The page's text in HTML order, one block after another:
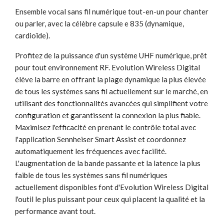
Ensemble vocal sans fil numérique tout-en-un pour chanter
ou parler, avec la célèbre capsule e 835 (dynamique,
cardioïde).
Profitez de la puissance d'un système UHF numérique, prêt
pour tout environnement RF. Evolution Wireless Digital
élève la barre en offrant la plage dynamique la plus élevée
de tous les systèmes sans fil actuellement sur le marché, en
utilisant des fonctionnalités avancées qui simplifient votre
configuration et garantissent la connexion la plus fiable.
Maximisez l'efficacité en prenant le contrôle total avec
l'application Sennheiser Smart Assist et coordonnez
automatiquement les fréquences avec facilité.
L'augmentation de la bande passante et la latence la plus
faible de tous les systèmes sans fil numériques
actuellement disponibles font d'Evolution Wireless Digital
l'outil le plus puissant pour ceux qui placent la qualité et la
performance avant tout.